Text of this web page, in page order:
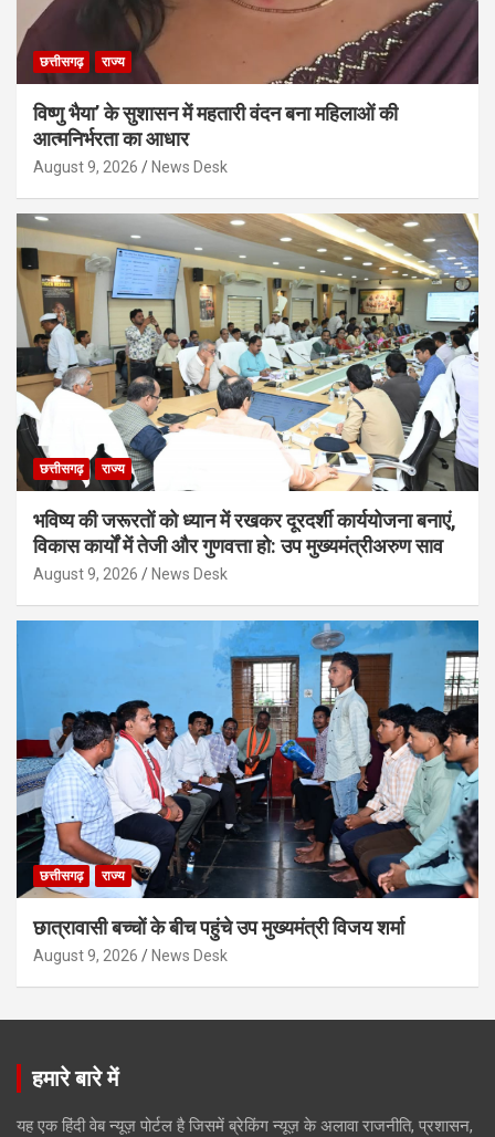
छत्तीसगढ़ राज्य
विष्णु भैया’ के सुशासन में महतारी वंदन बना महिलाओं की
आत्मनिर्भरता का आधार
August 9, 2026 News Desk
छत्तीसगढ़ राज्य
भविष्य की जरूरतों को ध्यान में रखकर दूरदर्शी कार्ययोजना बनाएं,
विकास कार्यों में तेजी और गुणवत्ता हो: उप मुख्यमंत्रीअरुण साव
August 9, 2026 News Desk
छत्तीसगढ़ राज्य
छात्रावासी बच्चों के बीच पहुंचे उप मुख्यमंत्री विजय शर्मा
August 9, 2026 News Desk
हमारे बारे में
यह एक हिंदी वेब न्यूज़ पोर्टल है जिसमें ब्रेकिंग न्यूज़ के अलावा राजनीति, प्रशासन,